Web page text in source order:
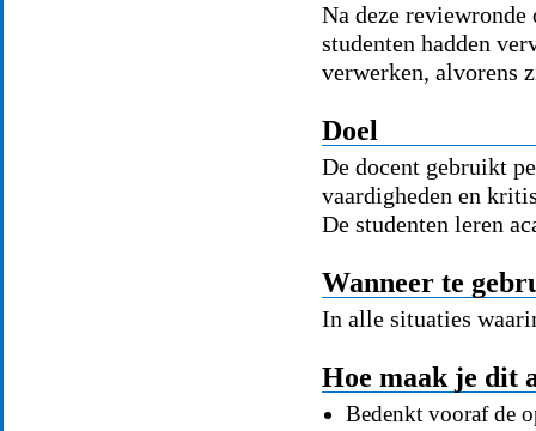
Na deze reviewronde
studenten hadden
verwerken, alvorens
Doel
De docent gebruikt
vaardigheden en
De studenten leren
Wanneer te
In alle situaties
Hoe maak je dit
Bedenkt vooraf de